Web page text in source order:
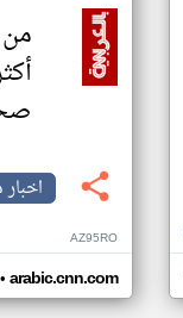
اخبار
AZ95RO
• arabic.cnn.com